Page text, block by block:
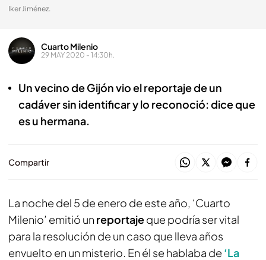
Iker Jiménez.
Cuarto Milenio
29 MAY 2020 - 14:30h.
Un vecino de Gijón vio el reportaje de un
cadáver sin identificar y lo reconoció: dice que
es u hermana.
Compartir
La noche del 5 de enero de este año, ‘Cuarto
Milenio’ emitió un reportajeque podría ser vital
para la resolución de un caso que lleva años
envuelto en un misterio. En él se hablaba de ‘La